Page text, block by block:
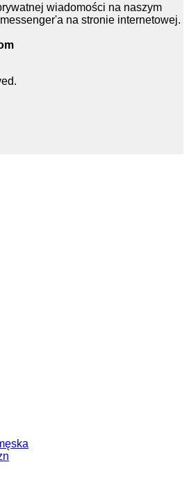
wiadomości na naszym
na stronie internetowej.